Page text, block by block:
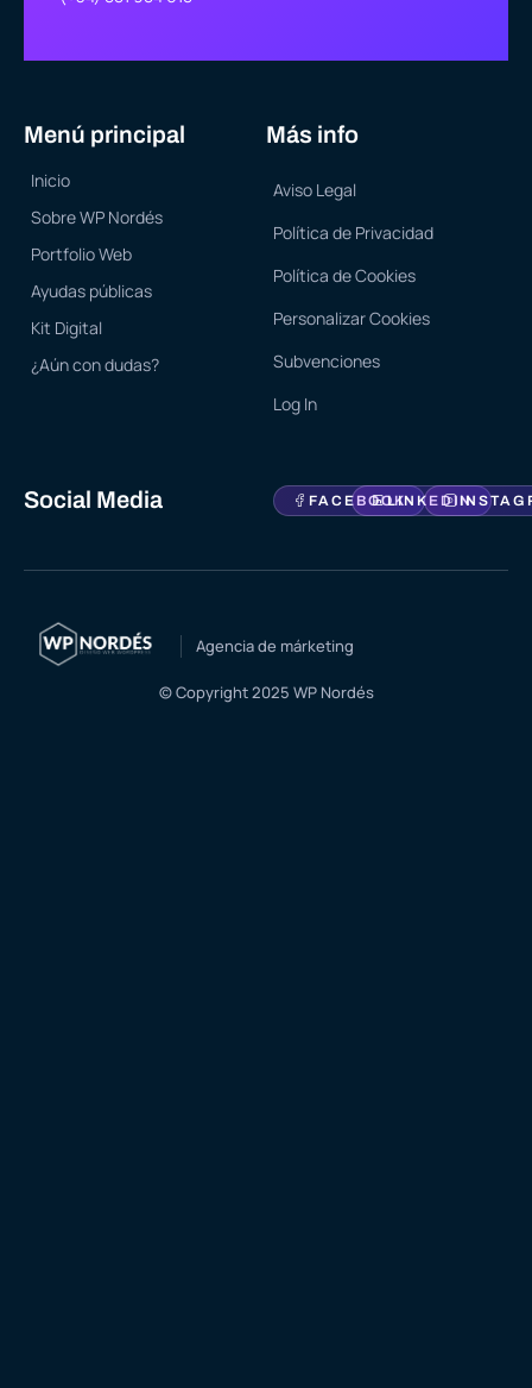
Menú principal
Inicio
Sobre WP Nordés
Portfolio Web
Ayudas públicas
Kit Digital
¿Aún con dudas?
Más info
Aviso Legal
Política de Privacidad
Política de Cookies
Personalizar Cookies
Subvenciones
Log In
Social Media FACEBOOKLINKEDIN
Agencia de márketing
© Copyright 2025 WP Nordés